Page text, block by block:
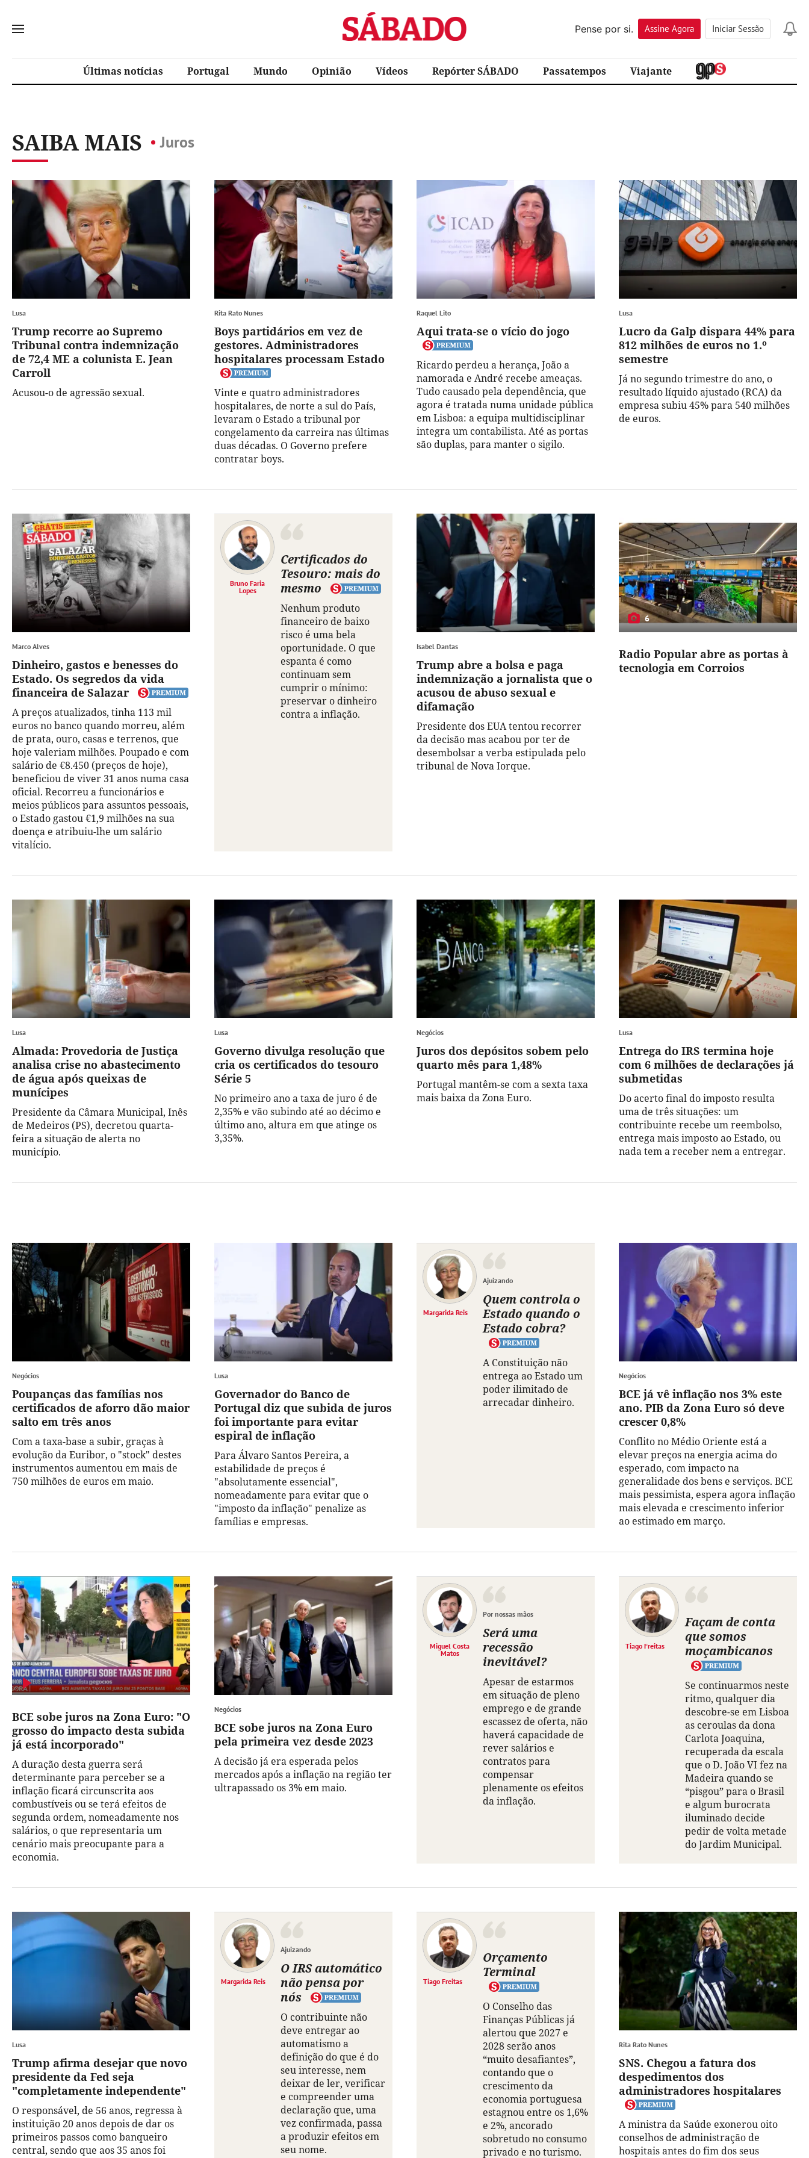
Sábado
Pense por si.
Assine Agora Iniciar Sessão
Últimas notícias Portugal Mundo Opinião Vídeos Repórter SÁBADO Passatempos Viajante
SAIBA MAIS Juros
Lusa
Trump recorre ao Supremo
Tribunal contra indemnização
de 72,4 ME a colunista E. Jean
Carroll
Acusou-o de agressão sexual.
Rita Rato Nunes
Boys partidários em vez de
gestores. Administradores
hospitalares processam Estado
Vinte e quatro administradores
hospitalares, de norte a sul do País,
levaram o Estado a tribunal por
congelamento da carreira nas últimas
duas décadas. O Governo prefere
contratar boys.
Raquel Lito
Aqui trata-se o vício do jogo
Ricardo perdeu a herança, João a
namorada e André recebe ameaças.
Tudo causado pela dependência, que
agora é tratada numa unidade pública
em Lisboa: a equipa multidisciplinar
integra um contabilista. Até as portas
são duplas, para manter o sigilo.
Lusa
Lucro da Galp dispara 44% para
812 milhões de euros no 1.º
semestre
Já no segundo trimestre do ano, o
resultado líquido ajustado (RCA) da
empresa subiu 45% para 540 milhões
de euros.
Marco Alves
Dinheiro, gastos e benesses do
Estado. Os segredos da vida
financeira de Salazar
A preços atualizados, tinha 113 mil
euros no banco quando morreu, além
de prata, ouro, casas e terrenos, que
hoje valeriam milhões. Poupado e com
salário de €8.450 (preços de hoje),
beneficiou de viver 31 anos numa casa
oficial. Recorreu a funcionários e
meios públicos para assuntos pessoais,
o Estado gastou €1,9 milhões na sua
doença e atribuiu-lhe um salário
vitalício.
Bruno Faria
Lopes
Certificados do
Tesouro: mais do
mesmo
Nenhum produto
financeiro de baixo
risco é uma bela
oportunidade. O que
espanta é como
continuam sem
cumprir o mínimo:
preservar o dinheiro
contra a inflação.
Isabel Dantas
Trump abre a bolsa e paga
indemnização a jornalista que o
acusou de abuso sexual e
difamação
Presidente dos EUA tentou recorrer
da decisão mas acabou por ter de
desembolsar a verba estipulada pelo
tribunal de Nova Iorque.
6
Radio Popular abre as portas à
tecnologia em Corroios
Lusa
Almada: Provedoria de Justiça
analisa crise no abastecimento
de água após queixas de
munícipes
Presidente da Câmara Municipal, Inês
de Medeiros (PS), decretou quarta-
feira a situação de alerta no
município.
Lusa
Governo divulga resolução que
cria os certificados do tesouro
Série 5
No primeiro ano a taxa de juro é de
2,35% e vão subindo até ao décimo e
último ano, altura em que atinge os
3,35%.
Negócios
Juros dos depósitos sobem pelo
quarto mês para 1,48%
Portugal mantêm-se com a sexta taxa
mais baixa da Zona Euro.
Lusa
Entrega do IRS termina hoje
com 6 milhões de declarações já
submetidas
Do acerto final do imposto resulta
uma de três situações: um
contribuinte recebe um reembolso,
entrega mais imposto ao Estado, ou
nada tem a receber nem a entregar.
Negócios
Poupanças das famílias nos
certificados de aforro dão maior
salto em três anos
Com a taxa-base a subir, graças à
evolução da Euribor, o "stock" destes
instrumentos aumentou em mais de
750 milhões de euros em maio.
Lusa
Governador do Banco de
Portugal diz que subida de juros
foi importante para evitar
espiral de inflação
Para Álvaro Santos Pereira, a
estabilidade de preços é
"absolutamente essencial",
nomeadamente para evitar que o
"imposto da inflação" penalize as
famílias e empresas.
Margarida Reis
Ajuizando
Quem controla o
Estado quando o
Estado cobra?
A Constituição não
entrega ao Estado um
poder ilimitado de
arrecadar dinheiro.
Negócios
BCE já vê inflação nos 3% este
ano. PIB da Zona Euro só deve
crescer 0,8%
Conflito no Médio Oriente está a
elevar preços na energia acima do
esperado, com impacto na
generalidade dos bens e serviços. BCE
mais pessimista, espera agora inflação
mais elevada e crescimento inferior
ao estimado em março.
BCE sobe juros na Zona Euro: "O
grosso do impacto desta subida
já está incorporado"
A duração desta guerra será
determinante para perceber se a
inflação ficará circunscrita aos
combustíveis ou se terá efeitos de
segunda ordem, nomeadamente nos
salários, o que representaria um
cenário mais preocupante para a
economia.
Negócios
BCE sobe juros na Zona Euro
pela primeira vez desde 2023
A decisão já era esperada pelos
mercados após a inflação na região ter
ultrapassado os 3% em maio.
Miguel Costa
Matos
Por nossas mãos
Será uma
recessão
inevitável?
Apesar de estarmos
em situação de pleno
emprego e de grande
escassez de oferta, não
haverá capacidade de
rever salários e
contratos para
compensar
plenamente os efeitos
da inflação.
Tiago Freitas
Façam de conta
que somos
moçambicanos
Se continuarmos neste
ritmo, qualquer dia
descobre-se em Lisboa
as ceroulas da dona
Carlota Joaquina,
recuperada da escala
que o D. João VI fez na
Madeira quando se
“pisgou” para o Brasil
e algum burocrata
iluminado decide
pedir de volta metade
do Jardim Municipal.
Lusa
Trump afirma desejar que novo
presidente da Fed seja
"completamente independente"
O responsável, de 56 anos, regressa à
instituição 20 anos depois de dar os
primeiros passos como banqueiro
central, sendo que aos 35 anos foi
Margarida Reis
Ajuizando
O IRS automático
não pensa por
nós
O contribuinte não
deve entregar ao
automatismo a
definição do que é do
seu interesse, nem
deixar de ler, verificar
e compreender uma
declaração que, uma
vez confirmada, passa
a produzir efeitos em
seu nome.
Tiago Freitas
Orçamento
Terminal
O Conselho das
Finanças Públicas já
alertou que 2027 e
2028 serão anos
“muito desafiantes”,
contando que o
crescimento da
economia portuguesa
estagnou entre os 1,6%
e 2%, ancorado
sobretudo no consumo
privado e no turismo.
Rita Rato Nunes
SNS. Chegou a fatura dos
despedimentos dos
administradores hospitalares
A ministra da Saúde exonerou oito
conselhos de administração de
hospitais antes do fim dos seus